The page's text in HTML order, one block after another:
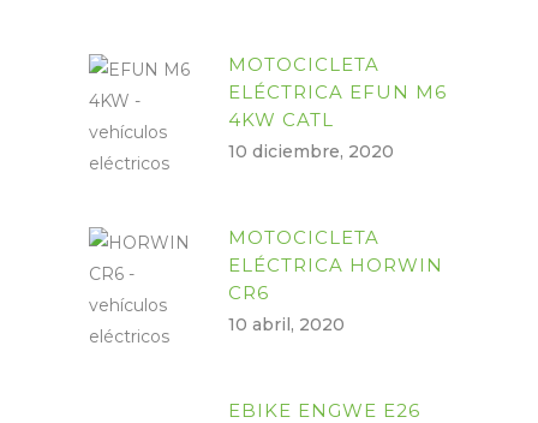
MOTOCICLETA
ELÉCTRICA EFUN M6
4KW CATL
10 diciembre, 2020
MOTOCICLETA
ELÉCTRICA HORWIN
CR6
10 abril, 2020
EBIKE ENGWE E26